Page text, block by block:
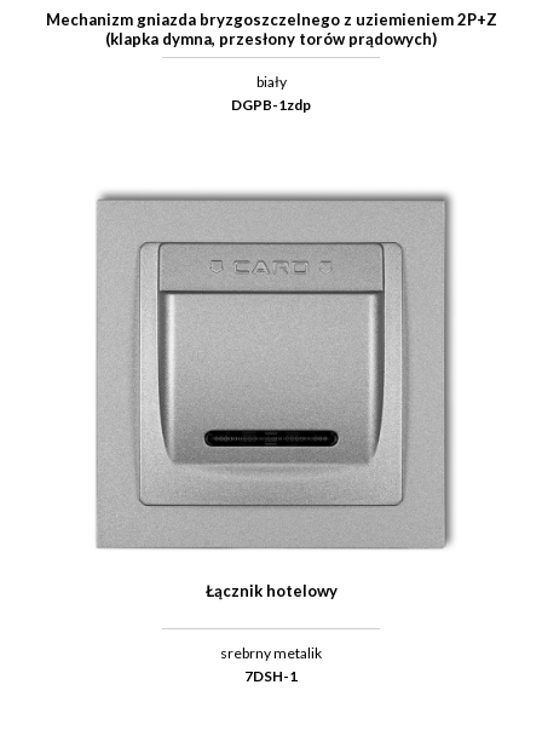
Mechanizm gniazda bryzgoszczelnego z uziemieniem 2P+Z
(klapka dymna, przesłony torów prądowych)
biały
DGPB-1zdp
Łącznik hotelowy
srebrny metalik
7DSH-1